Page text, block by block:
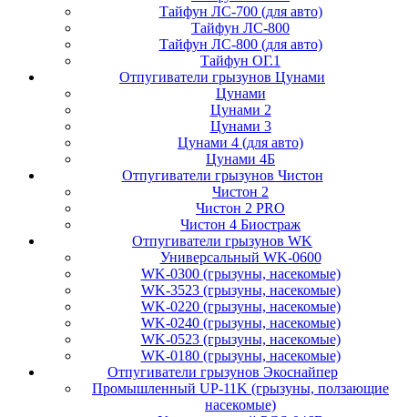
Тайфун ЛС-700 (для авто)
Тайфун ЛС-800
Тайфун ЛС-800 (для авто)
Тайфун ОГ.1
Отпугиватели грызунов Цунами
Цунами
Цунами 2
Цунами 3
Цунами 4 (для авто)
Цунами 4Б
Отпугиватели грызунов Чистон
Чистон 2
Чистон 2 PRO
Чистон 4 Биостраж
Отпугиватели грызунов WK
Универсальный WK-0600
WK-0300 (грызуны, насекомые)
WK-3523 (грызуны, насекомые)
WK-0220 (грызуны, насекомые)
WK-0240 (грызуны, насекомые)
WK-0523 (грызуны, насекомые)
WK-0180 (грызуны, насекомые)
Отпугиватели грызунов Экоснайпер
Промышленный UP-11K (грызуны, ползающие
насекомые)